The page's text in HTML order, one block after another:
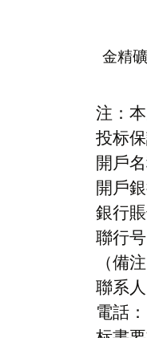
金精礦
注：
投标
開戶名
開戶銀
銀行賬
聯行号
（備
聯系人
電話：